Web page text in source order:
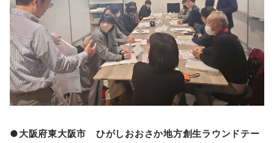
●大阪府東大阪市 ひがしおおさか地方創生ラウンドテー